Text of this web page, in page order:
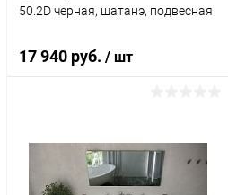
50.2D черная, шатанэ, подвесная
17 940 руб. / шт
Купить в 1 клик Сравнение